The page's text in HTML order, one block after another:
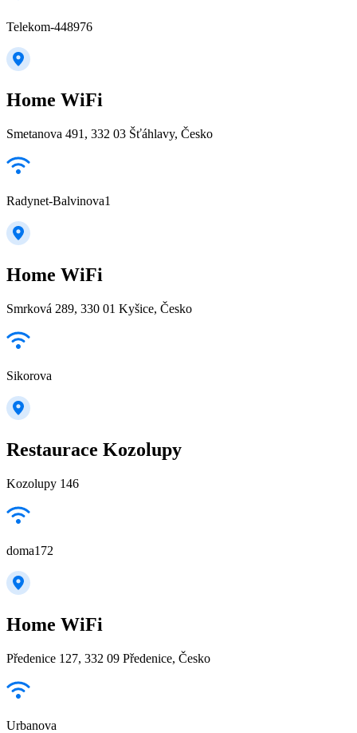
Telekom-448976
Home WiFi
Smetanova 491, 332 03 Šťáhlavy, Česko
Radynet-Balvinova1
Home WiFi
Smrková 289, 330 01 Kyšice, Česko
Sikorova
Restaurace Kozolupy
Kozolupy 146
doma172
Home WiFi
Předenice 127, 332 09 Předenice, Česko
Urbanova